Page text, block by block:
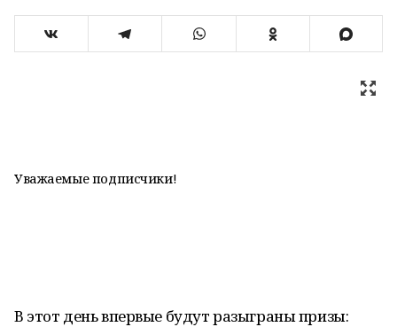
Уважаемые подписчики!
В этот день впервые будут разыграны призы: